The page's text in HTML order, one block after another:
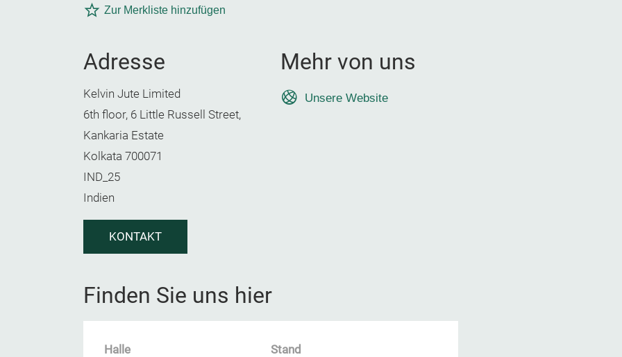
Zur Merkliste hinzufügen
Adresse
Kelvin Jute Limited
6th floor, 6 Little Russell Street,
Kankaria Estate
Kolkata 700071
IND_25
Indien
KONTAKT
Mehr von uns
Unsere Website
Finden Sie uns hier
Halle Stand